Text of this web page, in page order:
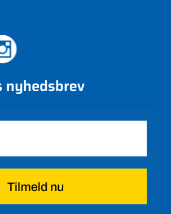
Tilmeld nu